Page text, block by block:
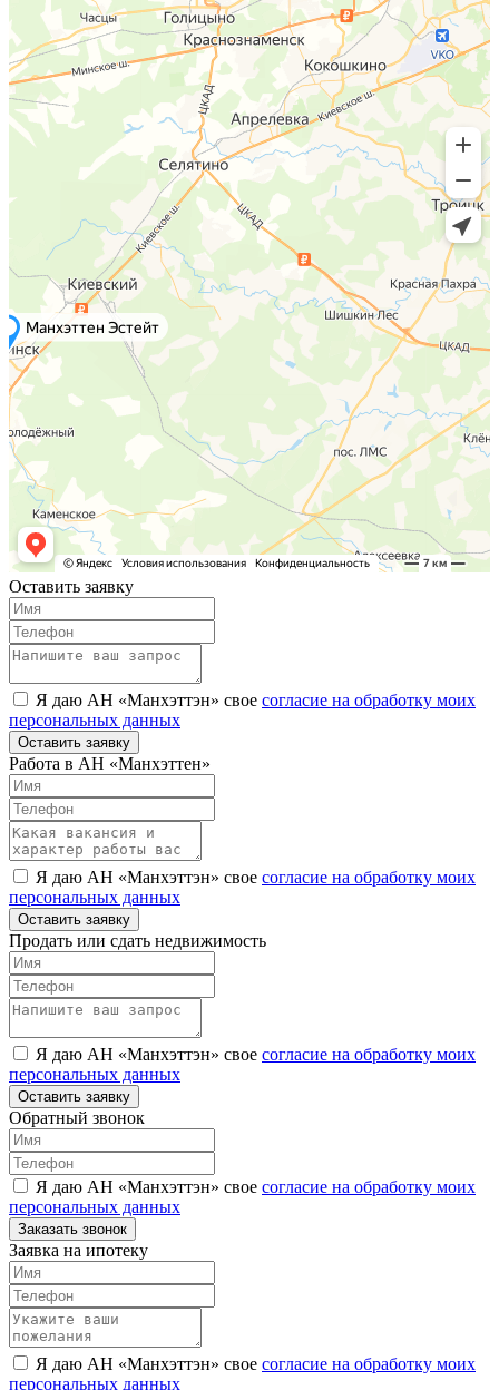
Оставить заявку
Я даю АН «Манхэттэн» свое согласие на обработку моих
персональных данных
Оставить заявку
Работа в АН «Манхэттен»
Я даю АН «Манхэттэн» свое согласие на обработку моих
персональных данных
Оставить заявку
Продать или сдать недвижимость
Я даю АН «Манхэттэн» свое согласие на обработку моих
персональных данных
Оставить заявку
Обратный звонок
Я даю АН «Манхэттэн» свое согласие на обработку моих
персональных данных
Заказать звонок
Заявка на ипотеку
Я даю АН «Манхэттэн» свое согласие на обработку моих
персональных данных